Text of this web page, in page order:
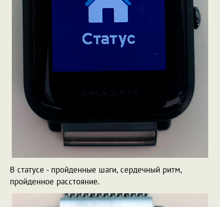
В статусе - пройденные шаги, сердечный ритм,
пройденное расстояние.